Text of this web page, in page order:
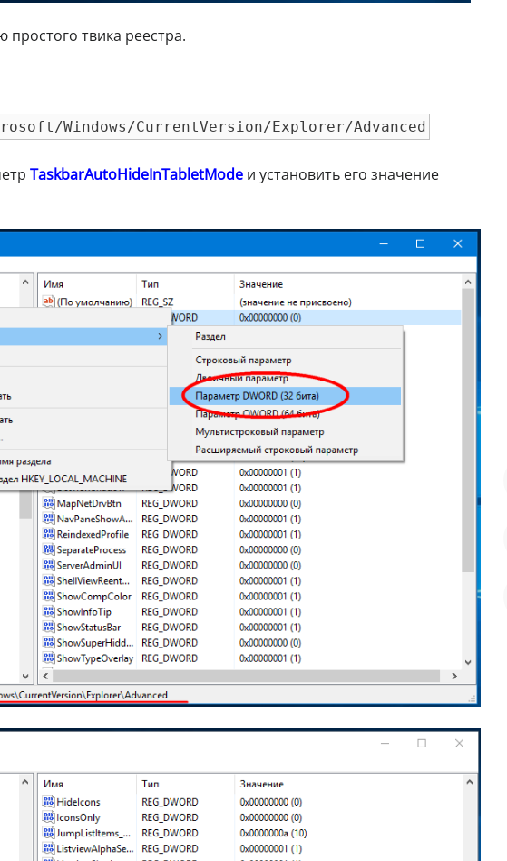
твика реестра.
Microsoft/Windows/CurrentVersion/Explorer/Advanced
TaskbarAutoHideInTabletMode и установить его значение